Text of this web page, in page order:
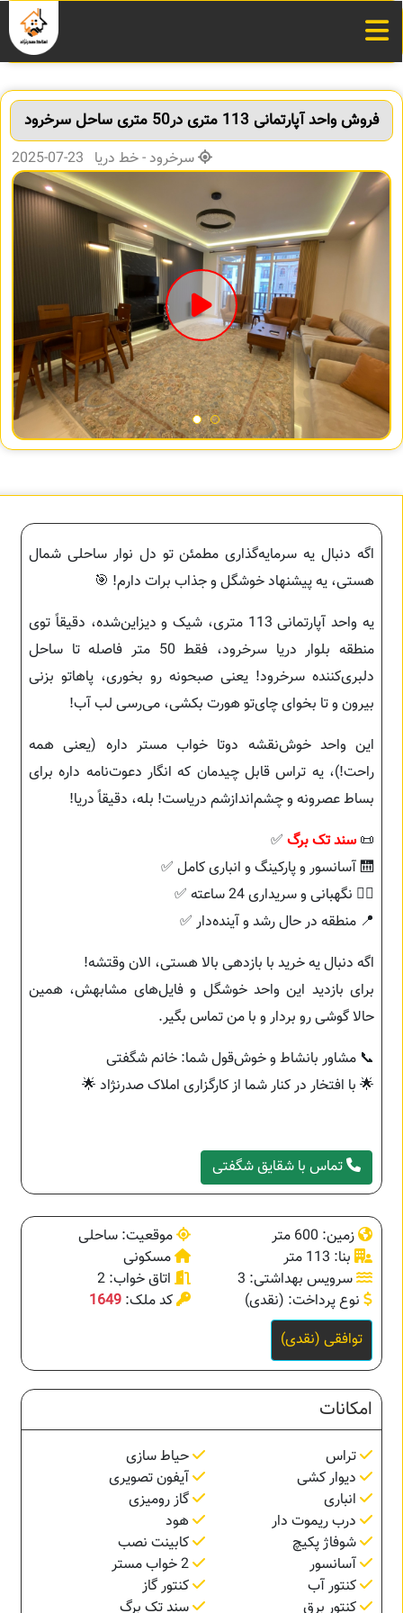
فروش واحد آپارتمانی 113 متری در50 متری ساحل سرخرود
سرخرود - خط دریا 23-07-2025
اگه دنبال یه سرمایه‌گذاری مطمئن تو دل نوار ساحلی شمال
هستی، یه پیشنهاد خوشگل و جذاب برات دارم! 🎯
یه واحد آپارتمانی 113 متری، شیک و دیزاین‌شده، دقیقاً توی
منطقه بلوار دریا سرخرود، فقط 50 متر فاصله تا ساحل
دلبری‌کننده سرخرود! یعنی صبحونه رو بخوری، پاهاتو بزنی
بیرون و تا بخوای چای‌تو هورت بکشی، می‌رسی لب آب!
این واحد خوش‌نقشه دوتا خواب مستر داره (یعنی همه
راحت!)، یه تراس قابل چیدمان که انگار دعوت‌نامه داره برای
بساط عصرونه و چشم‌اندازشم دریاست! بله، دقیقاً دریا!
📜سند تک برگ ✅
🛗 آسانسور و پارکینگ و انباری کامل ✅
👮‍♂️ نگهبانی و سریداری 24 ساعته ✅
📍 منطقه در حال رشد و آینده‌دار ✅
اگه دنبال یه خرید با بازدهی بالا هستی، الان وقتشه!
برای بازدید این واحد خوشگل و فایل‌های مشابهش، همین
حالا گوشی رو بردار و با من تماس بگیر.
📞 مشاور بانشاط و خوش‌قول شما: خانم شگفتی
🌟 با افتخار در کنار شما از کارگزاری املاک صدرنژاد 🌟
تماس با شقایق شگفتی
زمین: 600 متر
موقعیت: ساحلی
بنا: 113 متر
مسکونی
سرویس بهداشتی: 3
اتاق خواب: 2
نوع پرداخت: (نقدی)
کد ملک: 1649
توافقی (نقدی)
امکانات
تراس
حیاط سازی
دیوار کشی
آیفون تصویری
انباری
گاز رومیزی
درب ریموت دار
هود
شوفاژ پکیچ
کابینت نصب
آسانسور
2 خواب مستر
کنتور آب
کنتور گاز
کنتور برق
سند تک برگ